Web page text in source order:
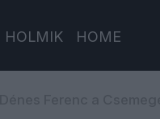
HOLMIK HOME